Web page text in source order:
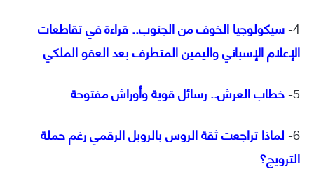
4- سيكولوجيا الخوف من الجنوب.. قراءة في تقاطعات
الإعلام الإسباني واليمين المتطرف بعد العفو الملكي
5- خطاب العرش.. رسائل قوية وأوراش مفتوحة
6- لماذا تراجعت ثقة الروس بالروبل الرقمي رغم حملة
الترويج؟